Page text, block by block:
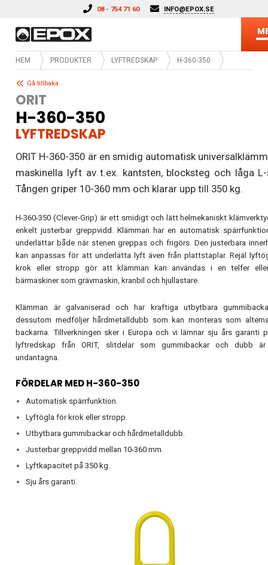
08 - 754 71 60 INFO@EPOX.SE
HEM PRODUKTER LYFTREDSKAP H-360-350
Gå tillbaka
ORIT
H-360-350
LYFTREDSKAP
ORIT H-360-350 är en smidig automatisk
maskinella lyft av t.ex. kantsten, blocksteg och låga
Tången griper 10-360 mm och klarar upp till 350 kg.
H-360-350 (Clever-Grip) är ett smidigt och lätt helmekaniskt
enkelt justerbar greppvidd. Klämman har en automatisk
underlättar både när stenen greppas och frigörs. Den justerbara
kan anpassas för att underlätta lyft även från plattstaplar. Rejäl
krok eller stropp gör att klämman kan användas i en telfer
bärmaskiner som grävmaskin, kranbil och hjullastare.
Klämman är galvaniserad och har kraftiga utbytbara
dessutom medföljer hårdmetalldubb som kan monteras som
backarna. Tillverkningen sker i Europa och vi lämnar sju års garanti
lyftredskap från ORIT, slitdelar som gummibackar och dubb
undantagna.
FÖRDELAR MED H-360-350
Automatisk spärrfunktion.
Lyftögla för krok eller stropp.
Utbytbara gummibackar och hårdmetalldubb.
Justerbar greppvidd mellan 10-360 mm.
Lyftkapacitet på 350 kg.
Sju års garanti.